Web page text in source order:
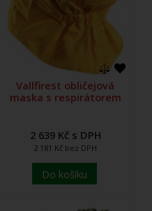
Vallfirest obličejová
maska s respirátorem
2 639 Kč s DPH
2 181 Kč bez DPH
Do košíku